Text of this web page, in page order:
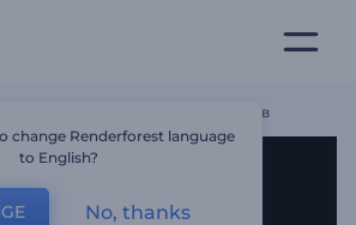
Трейлеров Экшн-Фильмов
change Renderforest language
to English?
No, thanks